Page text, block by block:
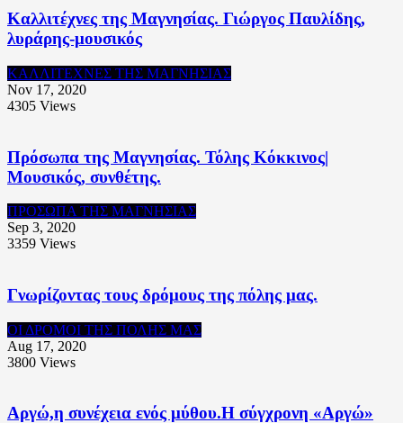
Καλλιτέχνες της Μαγνησίας. Γιώργος Παυλίδης,
λυράρης-μουσικός
ΚΑΛΛΙΤΕΧΝΕΣ ΤΗΣ ΜΑΓΝΗΣΙΑΣ
Nov 17, 2020
4305 Views
Πρόσωπα της Μαγνησίας. Τόλης Κόκκινος|
Μουσικός, συνθέτης.
ΠΡΟΣΩΠΑ ΤΗΣ ΜΑΓΝΗΣΙΑΣ
Sep 3, 2020
3359 Views
Γνωρίζοντας τους δρόμους της πόλης μας.
ΟΙ ΔΡΟΜΟΙ ΤΗΣ ΠΟΛΗΣ ΜΑΣ
Aug 17, 2020
3800 Views
Αργώ,η συνέχεια ενός μύθου.Η σύγχρονη «Αργώ»